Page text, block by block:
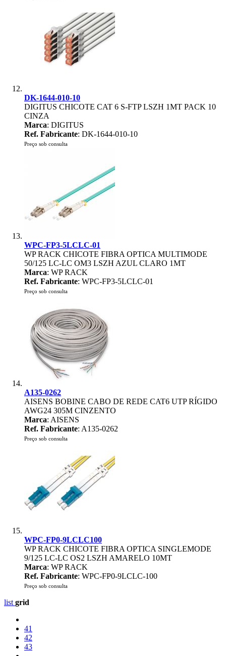
DK-1644-010-10
DIGITUS CHICOTE CAT 6 S-FTP LSZH 1MT PACK 10
CINZA
Marca: DIGITUS
Ref. Fabricante: DK-1644-010-10
Preço sob consulta
WPC-FP3-5LCLC-01
WP RACK CHICOTE FIBRA OPTICA MULTIMODE
50/125 LC-LC OM3 LSZH AZUL CLARO 1MT
Marca: WP RACK
Ref. Fabricante: WPC-FP3-5LCLC-01
Preço sob consulta
A135-0262
AISENS BOBINE CABO DE REDE CAT6 UTP RÍGIDO
AWG24 305M CINZENTO
Marca: AISENS
Ref. Fabricante: A135-0262
Preço sob consulta
WPC-FP0-9LCLC100
WP RACK CHICOTE FIBRA OPTICA SINGLEMODE
9/125 LC-LC OS2 LSZH AMARELO 10MT
Marca: WP RACK
Ref. Fabricante: WPC-FP0-9LCLC-100
Preço sob consulta
list grid
41
42
43